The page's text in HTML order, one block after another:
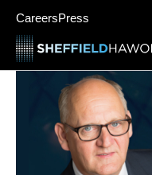
CareersPress